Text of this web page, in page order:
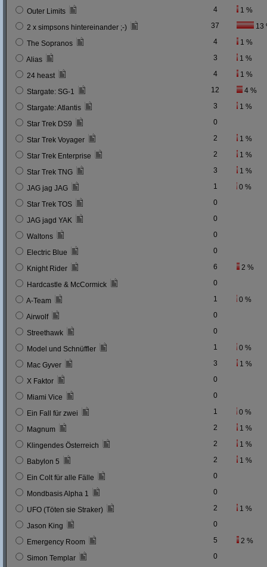
Outer Limits 4 1 %
2 x simpsons hintereinander ;-) 37 13
The Sopranos 4 1 %
Alias 3 1 %
24 heast 4 1 %
Stargate: SG-1 12 4 %
Stargate: Atlantis 3 1 %
Star Trek DS9 0
Star Trek Voyager 2 1 %
Star Trek Enterprise 2 1 %
Star Trek TNG 3 1 %
JAG jag JAG 1 0 %
Star Trek TOS 0
JAG jagd YAK 0
Waltons 0
Electric Blue 0
Knight Rider 6 2 %
Hardcastle & McCormick 0
A-Team 1 0 %
Airwolf 0
Streethawk 0
Model und Schnüffler 1 0 %
Mac Gyver 3 1 %
X Faktor 0
Miami Vice 0
Ein Fall für zwei 1 0 %
Magnum 2 1 %
Klingendes Österreich 2 1 %
Babylon 5 2 1 %
Ein Colt für alle Fälle 0
Mondbasis Alpha 1 0
UFO (Töten sie Straker) 2 1 %
Jason King 0
Emergency Room 5 2 %
Simon Templar 0